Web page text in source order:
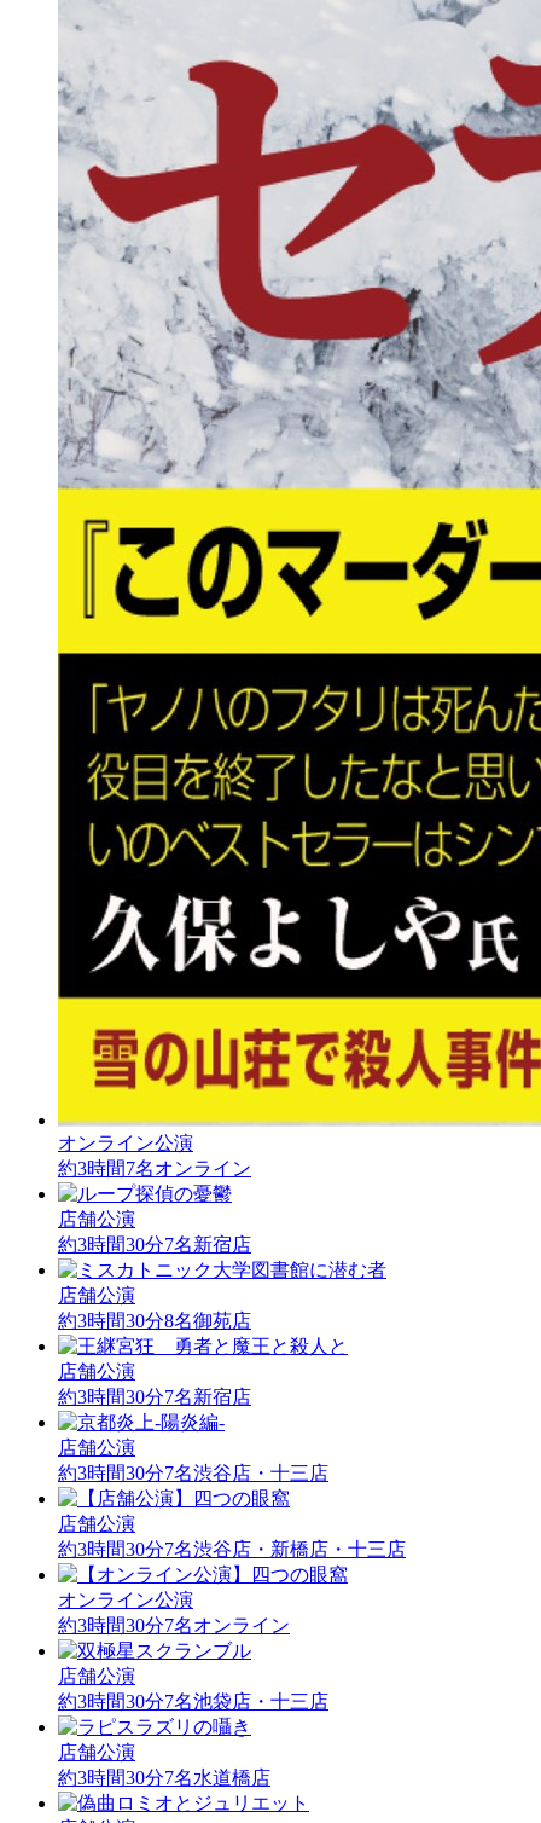
オンライン公演
約3時間7名オンライン
店舗公演
約3時間30分7名新宿店
店舗公演
約3時間30分8名御苑店
店舗公演
約3時間30分7名新宿店
店舗公演
約3時間30分7名渋谷店・十三店
店舗公演
約3時間30分7名渋谷店・新橋店・十三店
オンライン公演
約3時間30分7名オンライン
店舗公演
約3時間30分7名池袋店・十三店
店舗公演
約3時間30分7名水道橋店